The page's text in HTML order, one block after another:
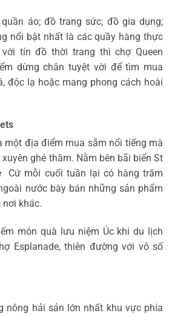
áo; đồ trang sức; đồ gia dụng;
nổi bật nhất là các quầy hàng thực
tín đồ thời trang thì chợ Queen
dừng chân tuyệt vời để tìm mua
độc lạ hoặc mang phong cách hoài
một địa điểm mua sắm nổi tiếng mà
ghé thăm. Nằm bên bãi biển St
Cứ mỗi cuối tuần lại có hàng trăm
nước bày bán những sản phẩm
khác.
món quà lưu niệm Úc khi du lịch
Esplanade, thiên đường với vô số
nông hải sản lớn nhất khu vực phía